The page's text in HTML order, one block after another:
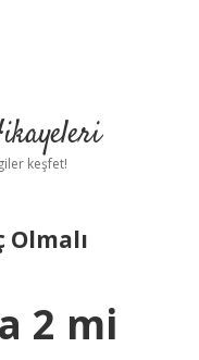
keşfet!
Olmalı
2 mi